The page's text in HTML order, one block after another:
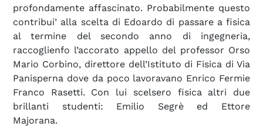
profondamente affascinato. Probabilmente questo
contribui’ alla scelta di Edoardo di passare a fisica
al termine del secondo anno di ingegneria,
raccoglienfo l’accorato appello del professor Orso
Mario Corbino, direttore dell’Istituto di Fisica di Via
Panisperna dove da poco lavoravano Enrico Fermie
Franco Rasetti. Con lui scelsero fisica altri due
brillanti studenti: Emilio Segrè ed Ettore
Majorana.